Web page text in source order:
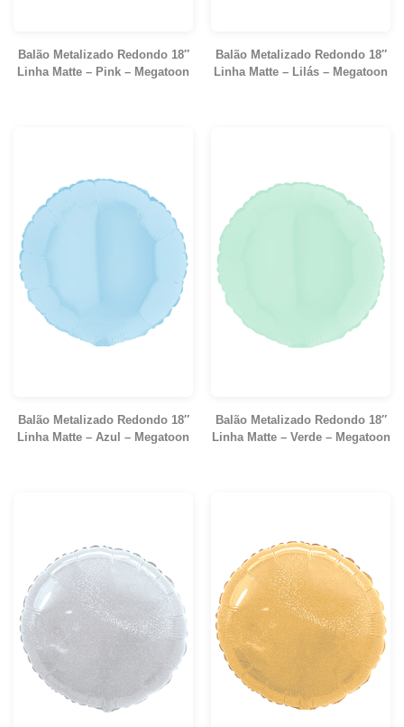
Balão Metalizado Redondo 18″
Linha Matte – Pink – Megatoon
Balão Metalizado Redondo 18″
Linha Matte – Lilás – Megatoon
Balão Metalizado Redondo 18″
Linha Matte – Azul – Megatoon
Balão Metalizado Redondo 18″
Linha Matte – Verde – Megatoon